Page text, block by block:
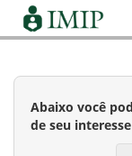
Abaixo você
de seu